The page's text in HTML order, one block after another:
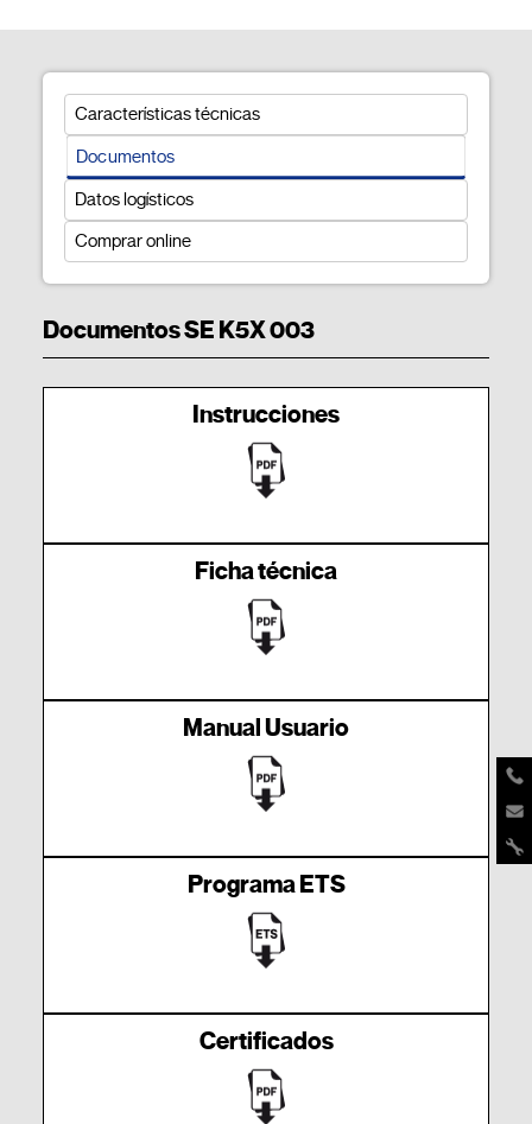
Características técnicas
Documentos
Datos logísticos
Comprar online
Documentos SE K5X 003
Instrucciones
Ficha técnica
Manual Usuario
Programa ETS
Certificados